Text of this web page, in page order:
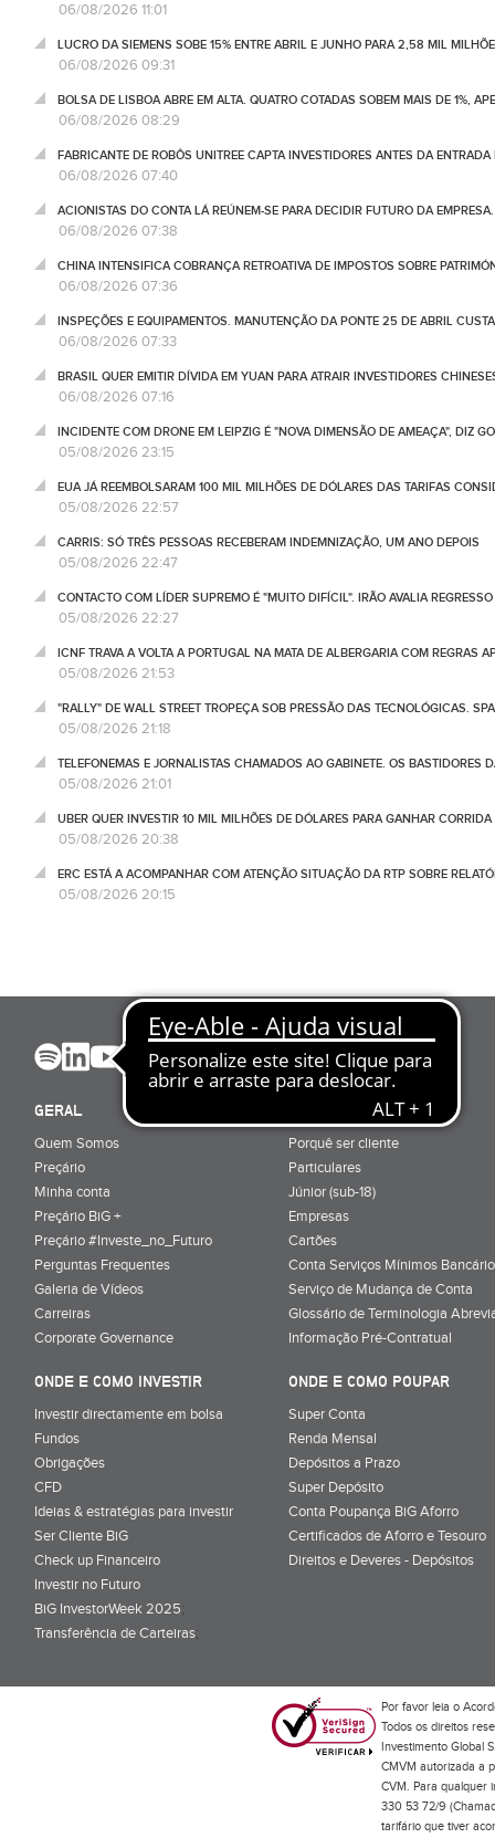
06/08/2026 11:01
LUCRO DA SIEMENS SOBE 15% ENTRE ABRIL E JUNHO PARA 2,58 MIL
06/08/2026 09:31
BOLSA DE LISBOA ABRE EM ALTA. QUATRO COTADAS SOBEM MAIS DE 1%,
06/08/2026 08:29
FABRICANTE DE ROBÔS UNITREE CAPTA INVESTIDORES ANTES DA ENTRADA
06/08/2026 07:40
ACIONISTAS DO CONTA LÁ REÚNEM-SE PARA DECIDIR FUTURO DA
06/08/2026 07:38
CHINA INTENSIFICA COBRANÇA RETROATIVA DE IMPOSTOS SOBRE
06/08/2026 07:36
INSPEÇÕES E EQUIPAMENTOS. MANUTENÇÃO DA PONTE 25 DE ABRIL
06/08/2026 07:33
BRASIL QUER EMITIR DÍVIDA EM YUAN PARA ATRAIR INVESTIDORES
06/08/2026 07:16
INCIDENTE COM DRONE EM LEIPZIG É "NOVA DIMENSÃO DE AMEAÇA", DIZ
05/08/2026 23:15
EUA JÁ REEMBOLSARAM 100 MIL MILHÕES DE DÓLARES DAS TARIFAS
05/08/2026 22:57
CARRIS: SÓ TRÊS PESSOAS RECEBERAM INDEMNIZAÇÃO, UM ANO DEPOIS
05/08/2026 22:47
CONTACTO COM LÍDER SUPREMO É "MUITO DIFÍCIL". IRÃO AVALIA
05/08/2026 22:27
ICNF TRAVA A VOLTA A PORTUGAL NA MATA DE ALBERGARIA COM REGRAS
05/08/2026 21:53
"RALLY" DE WALL STREET TROPEÇA SOB PRESSÃO DAS TECNOLÓGICAS.
05/08/2026 21:18
TELEFONEMAS E JORNALISTAS CHAMADOS AO GABINETE. OS BASTIDORES
05/08/2026 21:01
UBER QUER INVESTIR 10 MIL MILHÕES DE DÓLARES PARA GANHAR
05/08/2026 20:38
ERC ESTÁ A ACOMPANHAR COM ATENÇÃO SITUAÇÃO DA RTP SOBRE
05/08/2026 20:15
GERAL
Quem Somos
Preçário
Minha conta
Preçário BiG +
Preçário #Investe_no_Futuro
Perguntas Frequentes
Galeria de Vídeos
Carreiras
Corporate Governance
ABRIR CONTA
Porquê ser cliente
Particulares
Júnior (sub-18)
Empresas
Cartões
Conta Serviços Mínimos
Serviço de Mudança de Conta
Glossário de Terminologia
Informação Pré-Contratual
ONDE E COMO INVESTIR
Investir directamente em bolsa
Fundos
Obrigações
CFD
Ideias & estratégias para investir
Ser Cliente BiG
Check up Financeiro
Investir no Futuro
BiG InvestorWeek 2025;
Transferência de Carteiras;
ONDE E COMO POUPAR
Super Conta
Renda Mensal
Depósitos a Prazo
Super Depósito
Conta Poupança BiG Aforro
Certificados de Aforro e Tesouro
Direitos e Deveres - Depósitos
Por favor leia o
Todos os direitos
Investimento Global
CMVM autorizada a
CVM. Para qualquer
330 53 72/9
tarifário que tiver